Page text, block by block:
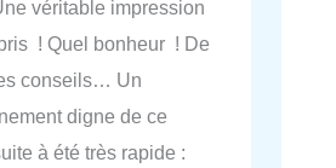
véritable impression
! Quel bonheur ! De
conseils… Un
digne de ce
à été très rapide :